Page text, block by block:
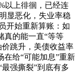
以上徘徊，已经连
显恶化，失业率稳
开始重新算账：如
真的能一直“等等
跳升，美债收益率
在给“可能加息”重新
强撕裂”到底有多